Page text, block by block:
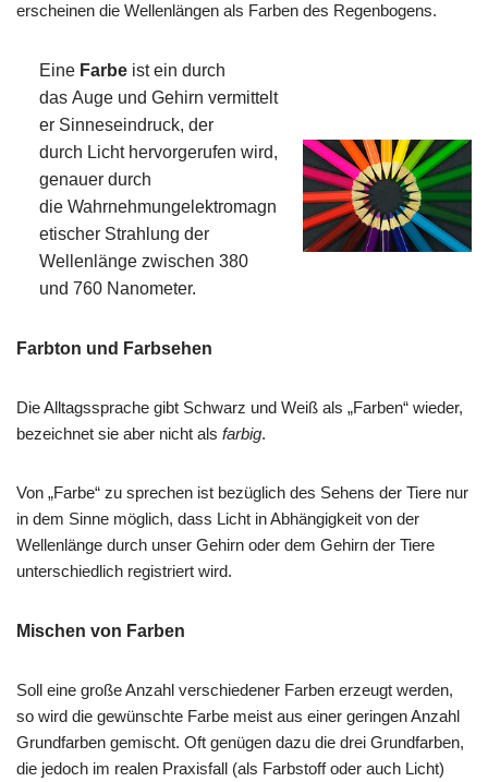
erscheinen die Wellenlängen als Farben des Regenbogens.
Eine Farbe ist ein durch
das Auge und Gehirn vermittelt
er Sinneseindruck, der
durch Licht hervorgerufen wird,
genauer durch
die Wahrnehmungelektromagn
etischer Strahlung der
Wellenlänge zwischen 380
und 760 Nanometer.
Farbton und Farbsehen
Die Alltagssprache gibt Schwarz und Weiß als „Farben“ wieder,
bezeichnet sie aber nicht als farbig.
Von „Farbe“ zu sprechen ist bezüglich des Sehens der Tiere nur
in dem Sinne möglich, dass Licht in Abhängigkeit von der
Wellenlänge durch unser Gehirn oder dem Gehirn der Tiere
unterschiedlich registriert wird.
Mischen von Farben
Soll eine große Anzahl verschiedener Farben erzeugt werden,
so wird die gewünschte Farbe meist aus einer geringen Anzahl
Grundfarben gemischt. Oft genügen dazu die drei Grundfarben,
die jedoch im realen Praxisfall (als Farbstoff oder auch Licht)